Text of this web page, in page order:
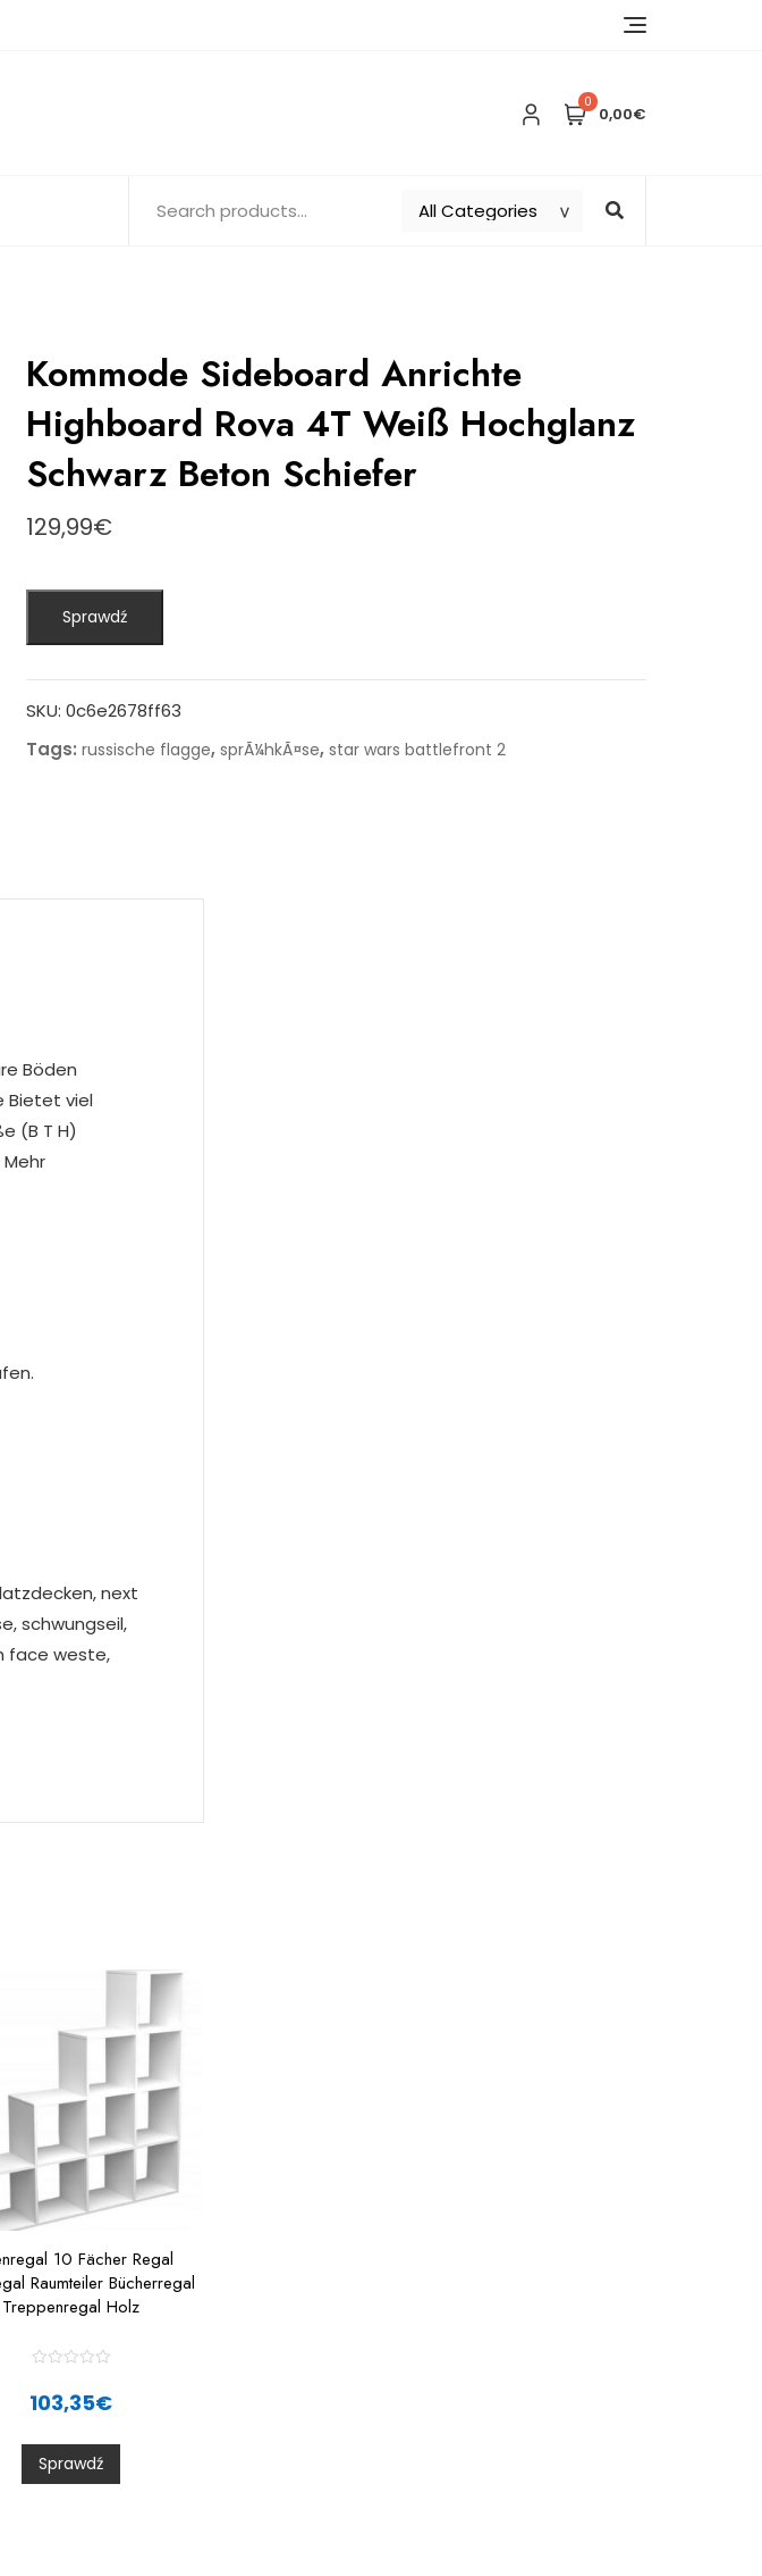
0
0,00€
Kommode Sideboard Anrichte
Highboard Rova 4T Weiß Hochglanz
Schwarz Beton Schiefer
129,99€
Sprawdź
SKU: 0c6e2678ff63
Tags: russische flagge, sprÃ¼hkÃ¤se, star wars battlefront 2
Böden
Bietet viel
(B T H)
next
schwungseil,
face weste,
10 Fächer Regal
Raumteiler Bücherregal
Treppenregal Holz
0
o
u
t
103,35€
Sprawdź